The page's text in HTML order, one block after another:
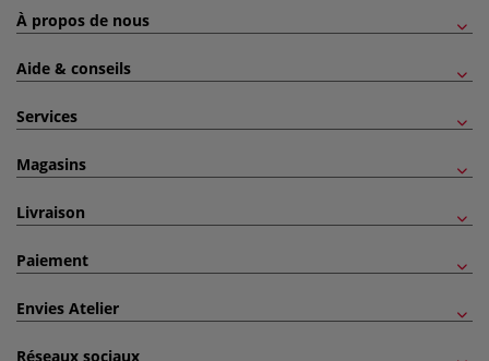
À propos de nous
Aide & conseils
Services
Magasins
Livraison
Paiement
Envies Atelier
Réseaux sociaux